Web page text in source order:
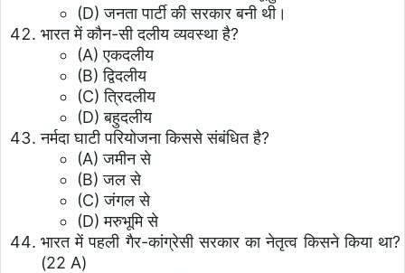
(D) जनता पार्टी की सरकार बनी थी।
भारत में कौन-सी दलीय व्यवस्था है?
(A) एकदलीय
(B) द्विदलीय
(C) त्रिदलीय
(D) बहुदलीय
नर्मदा घाटी परियोजना किससे संबंधित है?
(A) जमीन से
(B) जल से
(C) जंगल से
(D) मरुभूमि से
भारत में पहली गैर-कांग्रेसी सरकार का नेतृत्व किसने किया था?
(22 A)